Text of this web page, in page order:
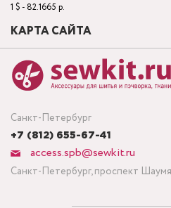
Санкт-Петербург
+7 (812) 655-67-41
access.spb@sewkit.ru
Санкт-Петербург, проспект
1 $ - 82.1665 р.
КАРТА САЙТА